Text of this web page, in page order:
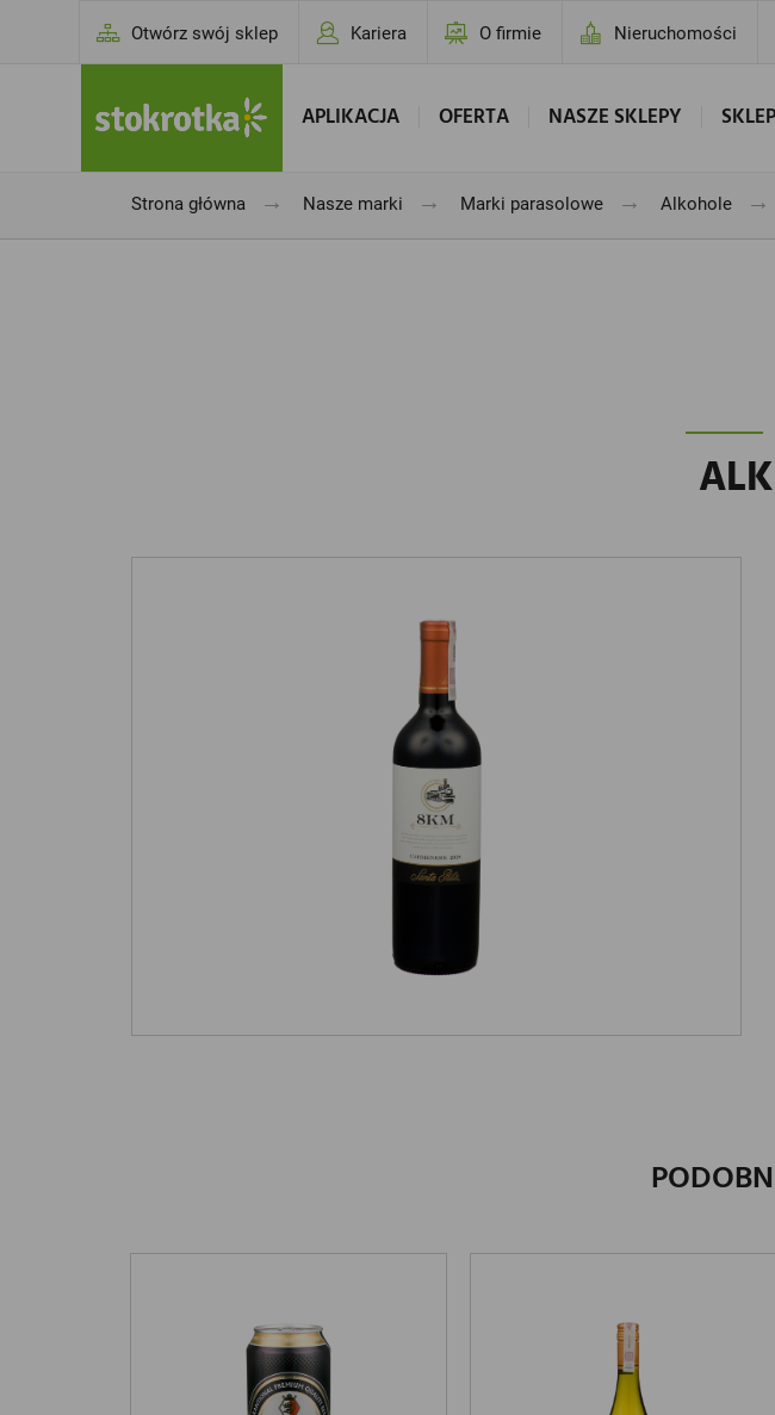
Otwórz swój sklep Kariera O firmie Nieruchomości
APLIKACJA OFERTA NASZE SKLEPY
Strona główna → Nasze marki → Marki parasolowe → Alkohole →